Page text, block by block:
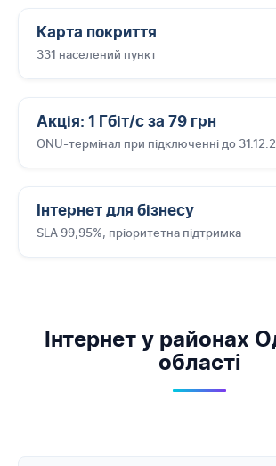
Карта покриття
331 населений пункт
Акція: 1 Гбіт/с за 79 грн
ONU-термінал при підключенні до
Інтернет для бізнесу
SLA 99,95%, пріоритетна підтримка
Інтернет у районах
області